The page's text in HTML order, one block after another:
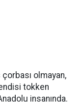
olmayan,
tokken
insanında.